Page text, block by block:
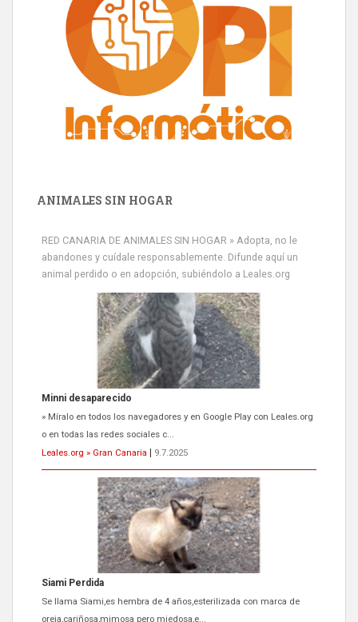
ANIMALES SIN HOGAR
RED CANARIA DE ANIMALES SIN HOGAR » Adopta, no le
abandones y cuídale responsablemente. Difunde aquí un
animal perdido o en adopción, subiéndolo a Leales.org
Minni desaparecido
» Míralo en todos los navegadores y en Google Play con Leales.org
o en todas las redes sociales c...
Leales.org » Gran Canaria
9.7.2025
Siami Perdida
Se llama Siami,es hembra de 4 años,esterilizada con marca de
oreja,cariñosa,mimosa pero miedosa,e...